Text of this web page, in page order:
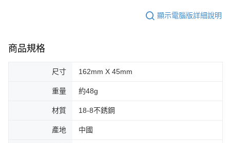
顯示電腦版詳細說明
商品規格
尺寸 162mm X 45mm
重量 約48g
材質 18-8不銹鋼
產地 中國